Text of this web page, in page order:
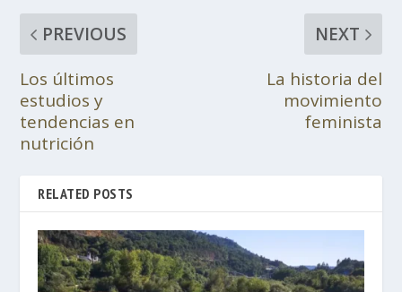
PREVIOUS
Los últimos
estudios y
tendencias en
nutrición
NEXT
La historia del
movimiento
feminista
RELATED POSTS